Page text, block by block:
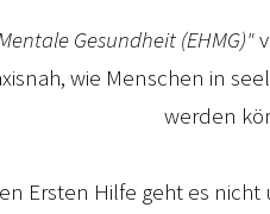
Gesundheit (EHMG)"
wie Menschen in
werden
Ersten Hilfe geht es